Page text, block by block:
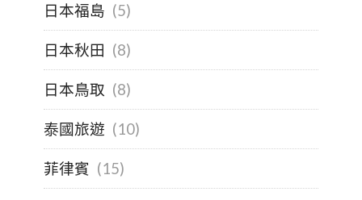
日本福島 (5)
日本秋田 (8)
日本鳥取 (8)
泰國旅遊 (10)
菲律賓 (15)